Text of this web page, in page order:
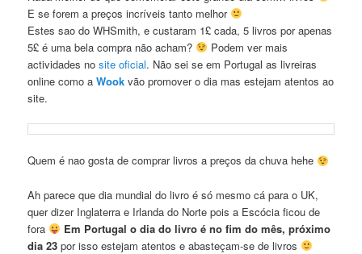
E se forem a preços incríveis tanto melhor
Estes sao do WHSmith, e custaram 1£ cada, 5 livros por apenas
5£ é uma bela compra não acham?
Podem ver mais
actividades nosite oficial. Não sei se em Portugal as livreiras
online como aWook vão promover o dia mas estejam atentos ao
site.
Quem é nao gosta de comprar livros a preços da chuva hehe
Ah parece que dia mundial do livro é só mesmo cá para o UK,
quer dizer Inglaterra e Irlanda do Norte pois a Escócia ficou de
fora
Em Portugal o dia do livro é no fim do mês, próximo
dia 23 por isso estejam atentos e abasteçam-se de livros